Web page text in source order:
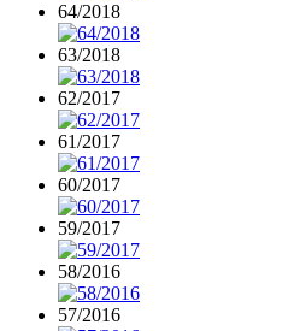
64/2018
63/2018
62/2017
61/2017
60/2017
59/2017
58/2016
57/2016